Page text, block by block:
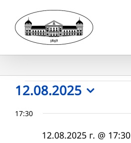
content
Събития
for
12.08.2025
12.08.2025
Select
date.
17:30
12.08.2025 г. @ 17:30